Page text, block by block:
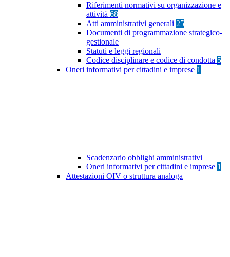
Riferimenti normativi su organizzazione e
attività 68
Atti amministrativi generali 25
Documenti di programmazione strategico-
gestionale
Statuti e leggi regionali
Codice disciplinare e codice di condotta 5
Oneri informativi per cittadini e imprese 1
Scadenzario obblighi amministrativi
Oneri informativi per cittadini e imprese 1
Attestazioni OIV o struttura analoga